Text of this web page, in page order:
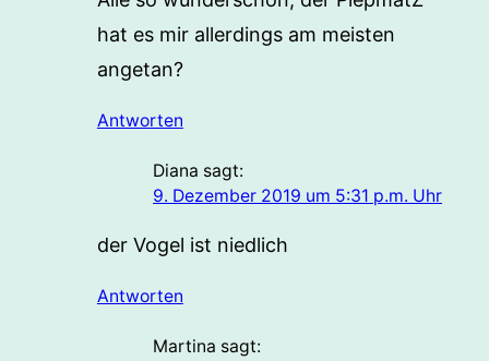
hat es mir allerdings am meisten
angetan?
Antworten
Diana sagt:
9. Dezember 2019 um 5:31 p.m. Uhr
der Vogel ist niedlich
Antworten
Martina sagt: